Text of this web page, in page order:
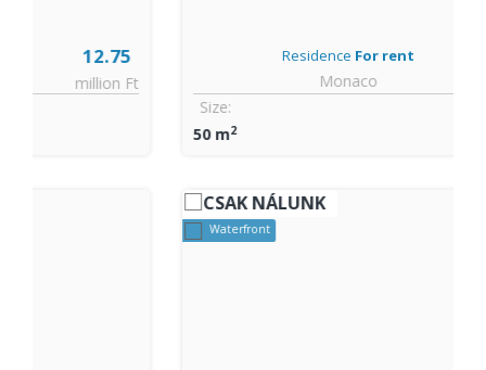
10
thous. €